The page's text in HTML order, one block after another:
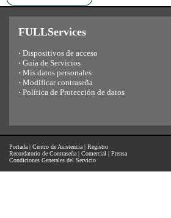
FULLServices
· Dispositivos de acceso
· Guía de Servicios
· Mis datos personales
· Modificar contraseña
· Política de Protección de datos
Portada | Centro de Asistencia | Registro
Recordatorio de Contraseña | Comercial | Prensa
Condiciones Generales del Servicio